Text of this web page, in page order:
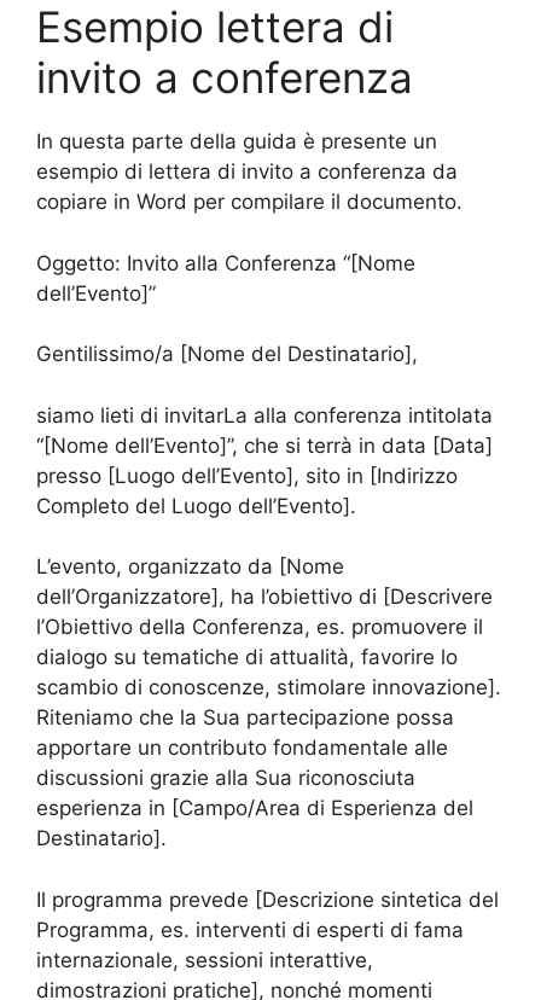
Esempio lettera di
invito a conferenza
In questa parte della guida è presente un
esempio di lettera di invito a conferenza da
copiare in Word per compilare il documento.
Oggetto: Invito alla Conferenza “[Nome
dell’Evento]”
Gentilissimo/a [Nome del Destinatario],
siamo lieti di invitarLa alla conferenza intitolata
“[Nome dell’Evento]”, che si terrà in data [Data]
presso [Luogo dell’Evento], sito in [Indirizzo
Completo del Luogo dell’Evento].
L’evento, organizzato da [Nome
dell’Organizzatore], ha l’obiettivo di [Descrivere
l’Obiettivo della Conferenza, es. promuovere il
dialogo su tematiche di attualità, favorire lo
scambio di conoscenze, stimolare innovazione].
Riteniamo che la Sua partecipazione possa
apportare un contributo fondamentale alle
discussioni grazie alla Sua riconosciuta
esperienza in [Campo/Area di Esperienza del
Destinatario].
Il programma prevede [Descrizione sintetica del
Programma, es. interventi di esperti di fama
internazionale, sessioni interattive,
dimostrazioni pratiche], nonché momenti